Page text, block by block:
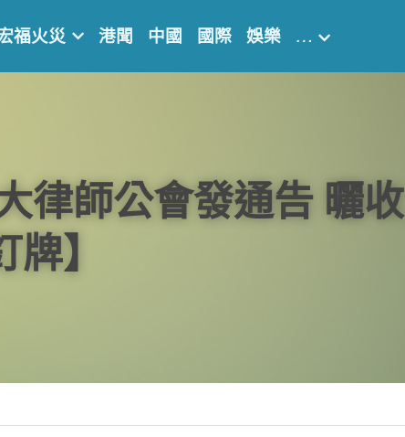
福火災 港聞 中國 國際 娛樂 …
律師公會發通告 曬收
】